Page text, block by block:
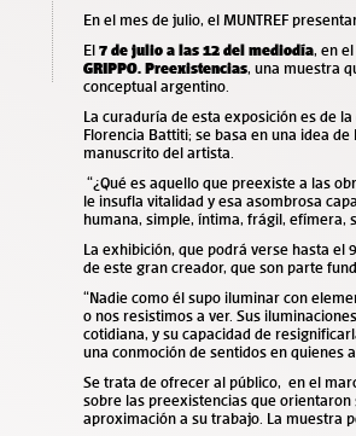
En el mes de julio, el MUNTREF
El7 de julio a las 12 del mediodía, en
GRIPPO. Preexistencias, una muestra
conceptual argentino.
La curaduría de esta exposición es de
Florencia Battiti; se basa en una idea
manuscrito del artista.
“¿Qué es aquello que preexiste a las
leinsufla vitalidad y esa asombrosa
humana, simple, íntima, frágil, efímera,
La exhibición, que podrá verse hasta el
de este gran creador, que son parte
“Nadie como él supo iluminar con
o nos resistimos a ver. Sus
cotidiana, y su capacidad de
una conmoción de sentidos en quienes
Se trata de ofrecer al público, en el
sobre las preexistencias que
aproximación a su trabajo. La muestra